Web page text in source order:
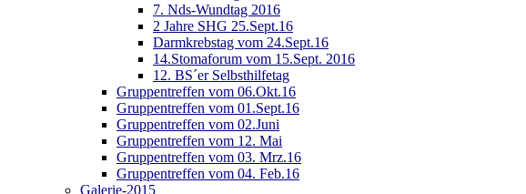
7. Nds-Wundtag 2016
2 Jahre SHG 25.Sept.16
Darmkrebstag vom 24.Sept.16
14.Stomaforum vom 15.Sept. 2016
12. BS´er Selbsthilfetag
Gruppentreffen vom 06.Okt.16
Gruppentreffen vom 01.Sept.16
Gruppentreffen vom 02.Juni
Gruppentreffen vom 12. Mai
Gruppentreffen vom 03. Mrz.16
Gruppentreffen vom 04. Feb.16
Galerie-2015